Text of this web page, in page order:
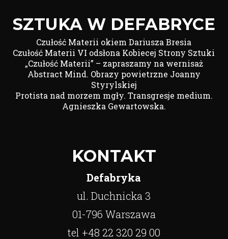
SZTUKA W DEFABRYCE
Czułość Materii okiem Dariusza Bresia
Czułość Materii VI odsłona Kobiecej Strony Sztuki
„Czułość Materii” – zapraszamy na wernisaż
Abstract Mind. Obrazy powietrzne Joanny
Styrylskiej
Protista nad morzem mgły. Transgresje medium.
Agnieszka Gewartowska.
KONTAKT
Defabryka
ul. Duchnicka 3
01-796 Warszawa
tel +48 22 320 29 00